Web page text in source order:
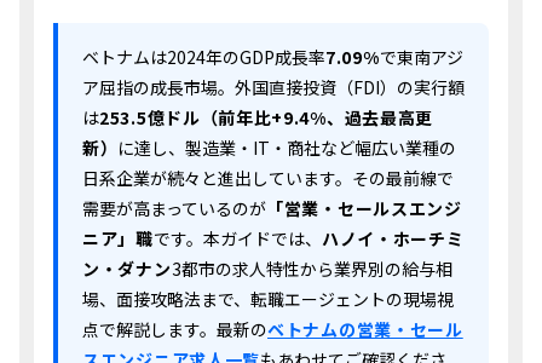
ベトナムは2024年のGDP成長率7.09%で東南アジ
ア屈指の成長市場。外国直接投資（FDI）の実行額
は253.5億ドル（前年比+9.4%、過去最高更
新） に達し、製造業・IT・商社など幅広い業種の
日系企業が続々と進出しています。その最前線で
需要が高まっているのが 「営業・セールスエンジ
ニア」職です。本ガイドでは、 ハノイ・ホーチミ
ン・ダナン3都市の求人特性から業界別の給与相
場、面接攻略法まで、転職エージェントの現場視
点で解説します。最新のベトナムの営業・セール